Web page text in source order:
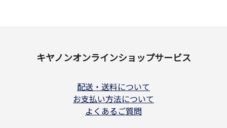
キヤノンオンラインショップサービス
配送・送料について
お支払い方法について
よくあるご質問